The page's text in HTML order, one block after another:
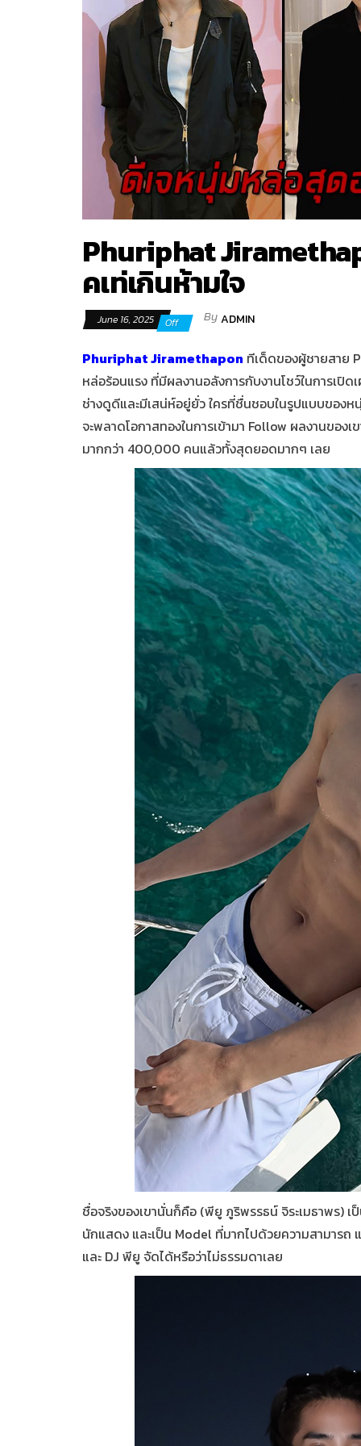
Phuriphat
คเท่เกินห้ามใจ
June 16, 2025 Off ByADMIN
Phuriphat Jiramethapon ทีเด็ดของผู้ชายสาย
หล่อร้อนแรง ที่มีผลงานอลังการกับงานโชว์ในการเปิด
ช่างดูดีและมีเสน่ห์อยู่ยั่ว ใครที่ชื่นชอบในรูปแบบของ
จะพลาดโอกาสทองในการเข้ามา Follow ผลงานขอ
มากกว่า 400,000 คนแล้วทั้งสุดยอดมากๆ เลย
ชื่อจริงของเขานั่นก็คือ (พียู ภูริพรรธน์ จิระเมธาพร)
นักแสดง และเป็น Model ที่มากไปด้วยความสามารถ
และ DJ พียู จัดได้หรือว่าไม่ธรรมดาเลย